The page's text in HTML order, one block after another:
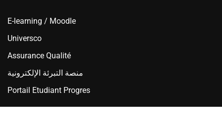
E-learning / Moodle
Universco
Assurance Qualité
منصة التبرئة الإلكترونية
Portail Etudiant Progres